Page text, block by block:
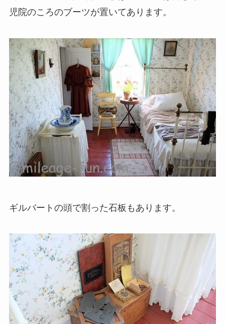
児院のころのブーツが置いてあります。
ギルバートの頭で割った石板もあります。